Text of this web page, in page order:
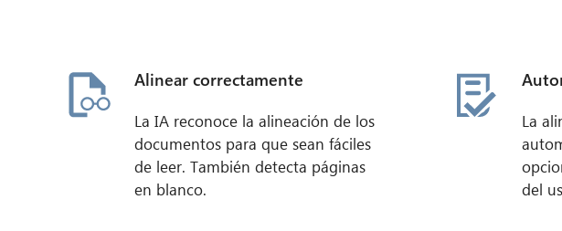
Alinear correctamente
La IA reconoce la alineación de los
documentos para que sean fáciles
de leer. También detecta páginas
en blanco.
La
del